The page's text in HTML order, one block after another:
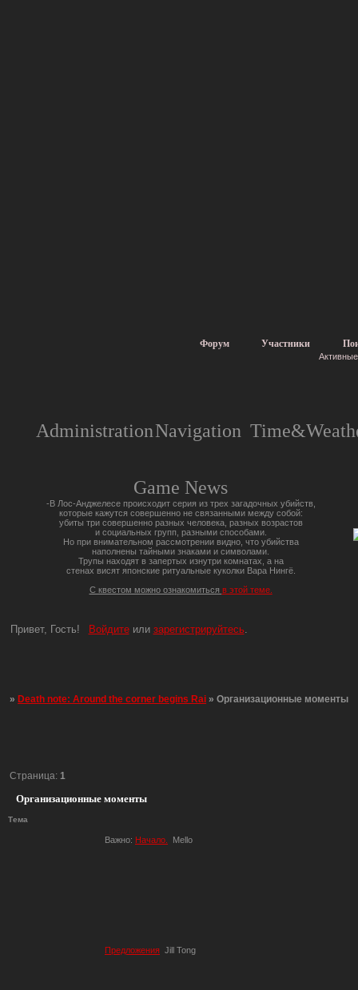
Форум Участники
AdministrationNavigation
Game News
-В Лос-Анджелесе происходит серия из трех загадочных убийств,
которые кажутся совершенно не связанными между собой:
убиты три совершенно разных человека, разных возрастов
и социальных групп, разными способами.
Но при внимательном рассмотрении видно, что убийства
наполнены тайными знаками и символами.
Трупы находят в запертых изнутри комнатах, а на
стенах висят японские ритуальные куколки Вара Нингё.
С квестом можно ознакомиться в этой теме.
Привет, Гость! Войдитеили зарегистрируйтесь.
»Death note: Around the corner begins Rai »Организационные моменты
Организационные моменты
Страница: 1
Тема
Важно: Начало. Mello
Предложения Jill Tong